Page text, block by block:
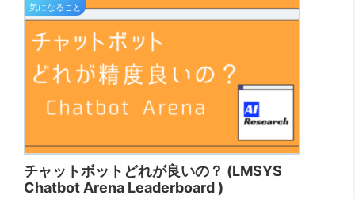
気になること
チャットボットどれが良いの？ (LMSYS
Chatbot Arena Leaderboard )